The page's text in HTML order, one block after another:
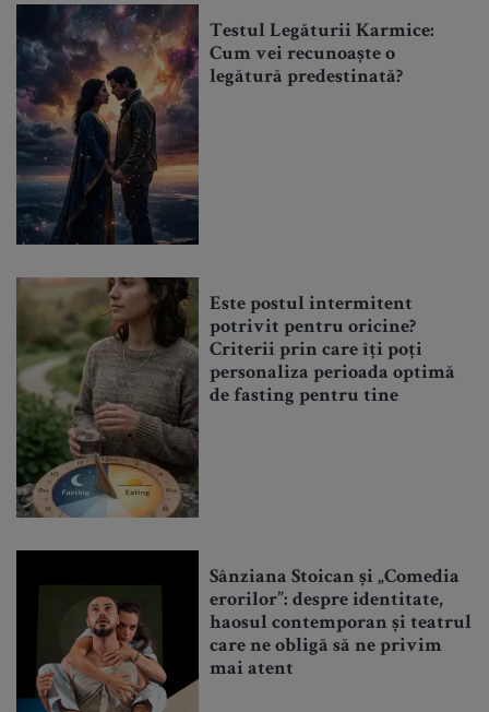
Testul Legăturii Karmice:
Cum vei recunoaște o
legătură predestinată?
Este postul intermitent
potrivit pentru oricine?
Criterii prin care îți poți
personaliza perioada optimă
de fasting pentru tine
Sânziana Stoican și „Comedia
erorilor”: despre identitate,
haosul contemporan și teatrul
care ne obligă să ne privim
mai atent